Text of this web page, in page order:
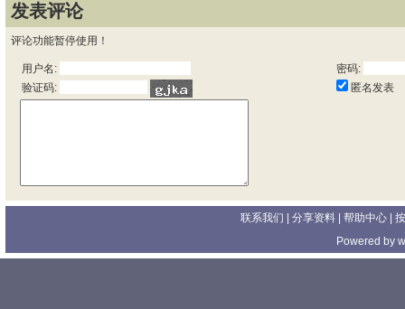
发表评论
评论功能暂停使用！
用户名:
密码:
验证码:
匿名发表
联系我们 | 分享资料 | 帮助中心
Powered by